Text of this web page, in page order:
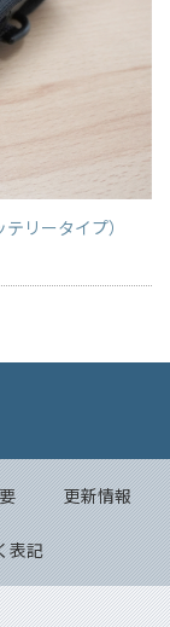
リータイプ）
更新情報
表記
Back to top